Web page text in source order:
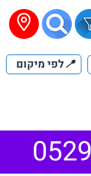
📍לפי מיקום